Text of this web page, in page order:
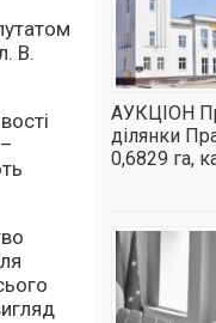
В.
АУКЦІОН
ділянки
0,6829 га,